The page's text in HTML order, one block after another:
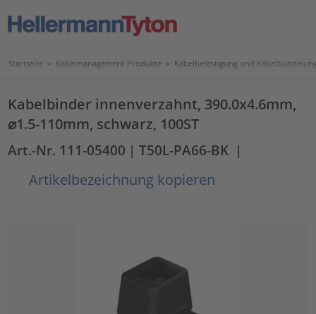
Startseite > Kabelmanagement-Produkte > Kabelbefestigung und
Kabelbinder innenverzahnt, 390.0x4.6mm,
⌀1.5-110mm, schwarz, 100ST
Art.-Nr. 111-05400 | T50L-PA66-BK |
Artikelbezeichnung kopieren